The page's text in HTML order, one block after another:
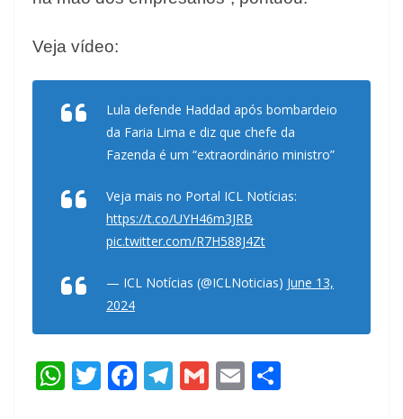
Veja vídeo:
Lula defende Haddad após bombardeio
da Faria Lima e diz que chefe da
Fazenda é um “extraordinário ministro”
Veja mais no Portal ICL Notícias:
https://t.co/UYH46m3JRB
pic.twitter.com/R7H588J4Zt
— ICL Notícias (@ICLNoticias) June 13,
2024
W T F T G E